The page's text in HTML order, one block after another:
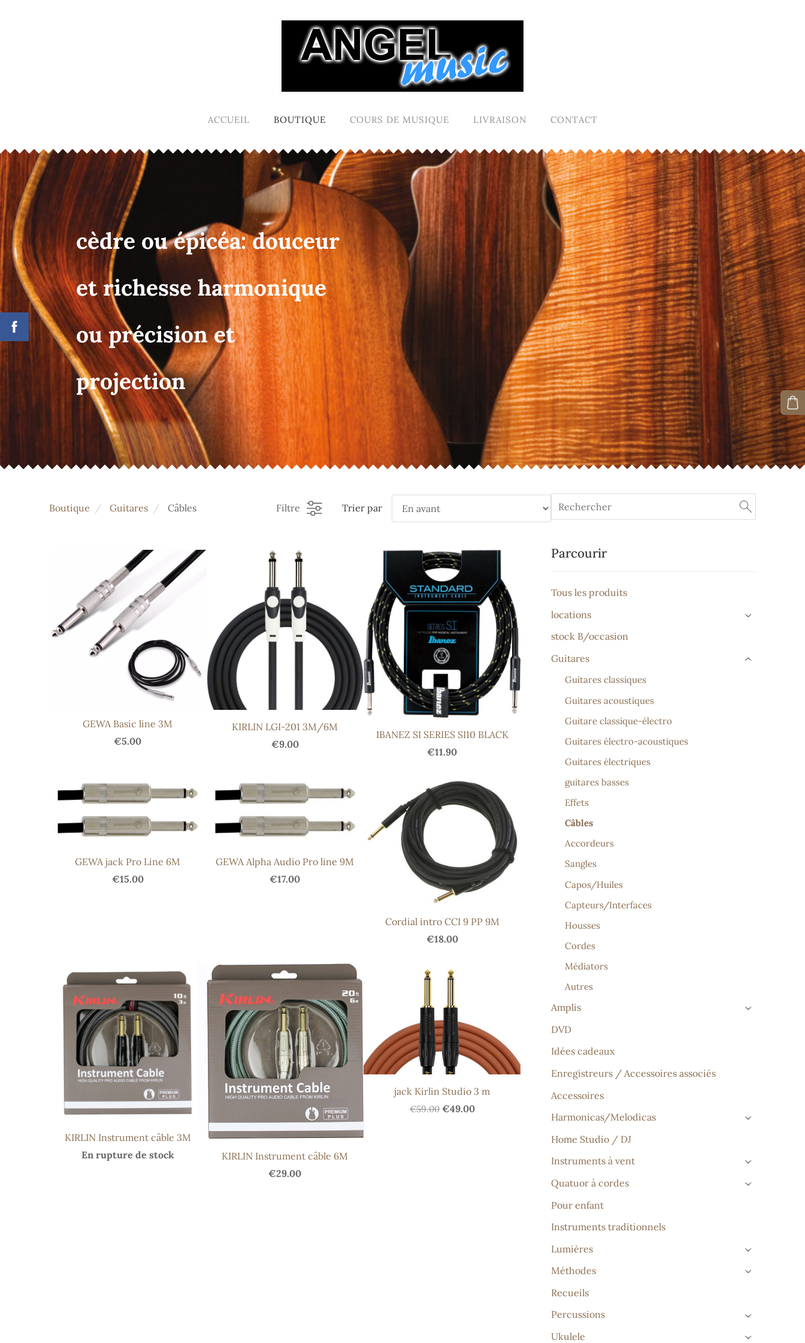
ACCUEIL BOUTIQUE COURS DE MUSIQUE LIVRAISON CONTACT
cèdre ou épicéa: douceur
et richesse harmonique
ou précision et
projection
Parcourir
Tous les produits
locations
›
stock B/occasion
Guitares
Guitares classiques
Guitares acoustiques
Guitare classique-électro
Guitares électro-acoustiques
Guitares électriques
guitares basses
Effets
Câbles
Accordeurs
Sangles
Capos/Huiles
Capteurs/Interfaces
Housses
Cordes
Médiators
Autres
›
Amplis ›
DVD
Idées cadeaux
Enregistreurs / Accessoires associés
Accessoires
Harmonicas/Melodicas
›
Home Studio / DJ
Instruments à vent
›
Quatuor à cordes ›
Pour enfant
Instruments traditionnels
Lumières
›
Méthodes ›
Recueils
Percussions
›
Ukulele ›
Boutique Guitares Câbles Filtre Trier par
GEWA Basic line 3M
€5.00
KIRLIN LGI-201 3M/6M
€9.00
IBANEZ SI SERIES SI10 BLACK
€11.90
GEWA jack Pro Line 6M
€15.00
GEWA Alpha Audio Pro line 9M
€17.00
Cordial intro CCI 9 PP 9M
€18.00
KIRLIN Instrument câble 3M
En rupture de stock
KIRLIN Instrument câble 6M
€29.00
jack Kirlin Studio 3 m
€59.00 €49.00